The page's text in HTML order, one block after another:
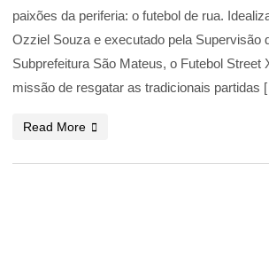
paixões da periferia: o futebol de rua.
Ozziel Souza e executado pela Supervisão
Subprefeitura São Mateus, o Futebol Street
missão de resgatar as tradicionais partidas
Read More